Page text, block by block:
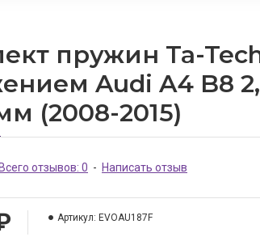
пружин Ta-
Audi A4 B8
(2008-2015)
Всего отзывов: 0 - Написать отзыв
Артикул: EVOAU187F